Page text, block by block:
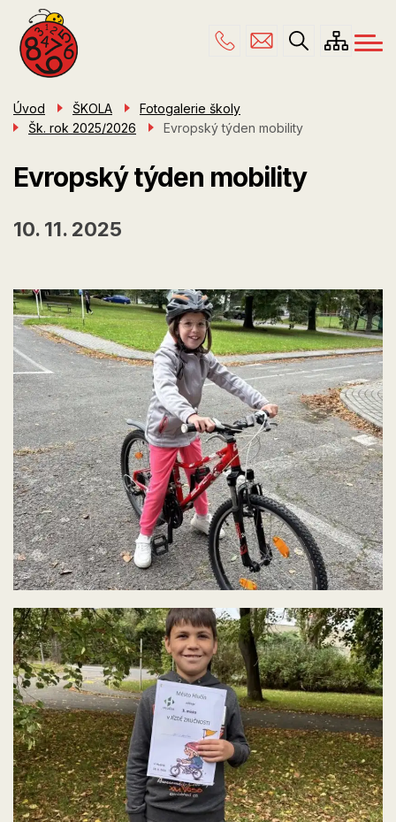
hlavnímu
obsahu
Menu
navigace
ŠKOLA
PRO RODIČE
ÚŘEDNÍ DESKA
KONTAKTY
Úvod ŠKOLA
Fotogalerie školy
Šk. rok 2025/2026
Evropský týden mobility
Evropský týden mobility
10. 11. 2025